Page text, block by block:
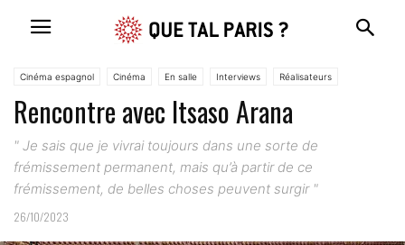
Cinéma espagnol Cinéma En salle Interviews Réalisateurs
Rencontre avec Itsaso Arana
" Je sais que je vivrai toujours dans une sorte de
frémissement permanent, mais qu’à partir de ce
frémissement, de belles choses peuvent surgir "
26/10/2023